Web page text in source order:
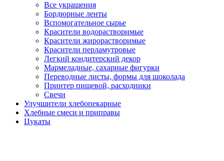
Все украшения
Бордюрные ленты
Вспомогательное сырье
Красители водорастворимые
Красители жирорастворимые
Красители перламутровые
Легкий кондитерский декор
Мармеладные, сахарные фигурки
Переводные листы, формы для шоколада
Принтер пищевой, расходники
Свечи
Улучшители хлебопекарные
Хлебные смеси и приправы
Цукаты